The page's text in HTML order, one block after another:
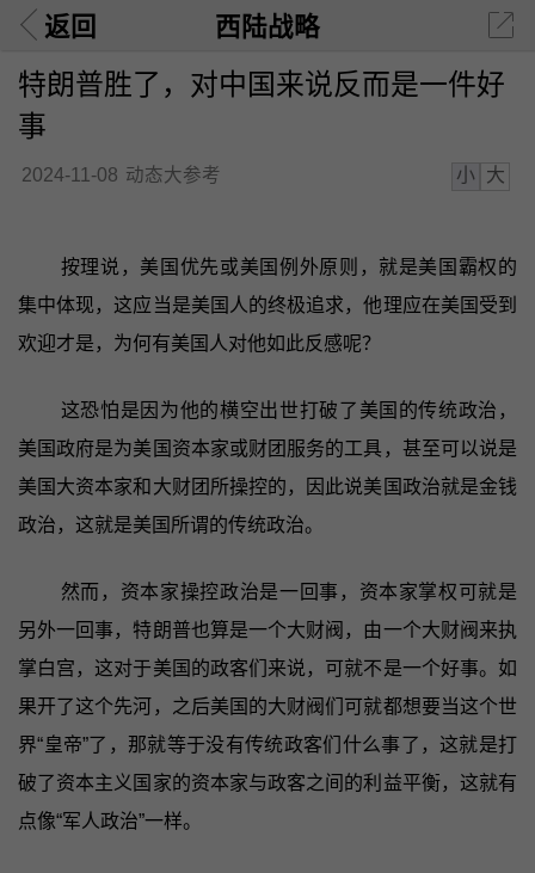
返回 西陆战略
特朗普胜了，对中国来说反而是一件好
事
2024-11-08 动态大参考 小 大
按理说，美国优先或美国例外原则，就是美国霸权的
集中体现，这应当是美国人的终极追求，他理应在美国受到
欢迎才是，为何有美国人对他如此反感呢？
这恐怕是因为他的横空出世打破了美国的传统政治，
美国政府是为美国资本家或财团服务的工具，甚至可以说是
美国大资本家和大财团所操控的，因此说美国政治就是金钱
政治，这就是美国所谓的传统政治。
然而，资本家操控政治是一回事，资本家掌权可就是
另外一回事，特朗普也算是一个大财阀，由一个大财阀来执
掌白宫，这对于美国的政客们来说，可就不是一个好事。如
果开了这个先河，之后美国的大财阀们可就都想要当这个世
界“皇帝”了，那就等于没有传统政客们什么事了，这就是打
破了资本主义国家的资本家与政客之间的利益平衡，这就有
点像“军人政治”一样。